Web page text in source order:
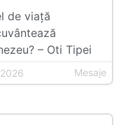
de viață
– Oti Tipei
Mesaje